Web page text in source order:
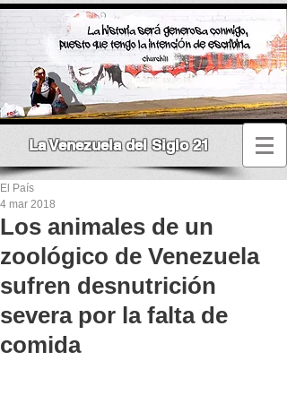
La Venezuela del Siglo 21
Los animales de un
zoológico de Venezuela
sufren desnutrición
severa por la falta de
comida
El País
4 mar 2018